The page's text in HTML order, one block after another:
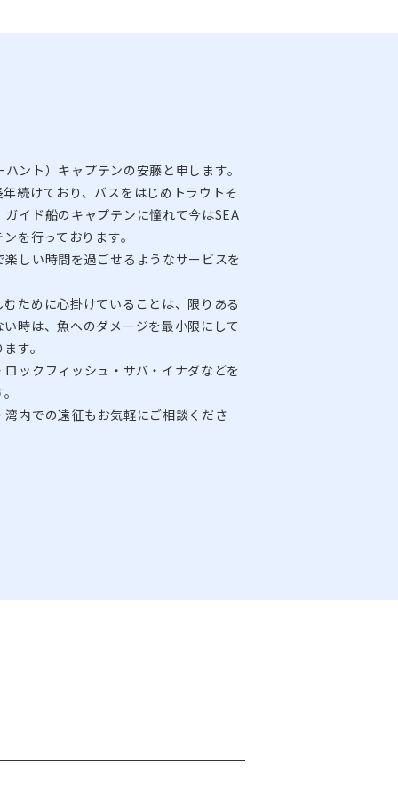
ント）キャプテンの安藤と申します。
続けており、バスをはじめトラウトそ
イド船のキャプテンに憧れて今はSEA
を行っております。
しい時間を過ごせるようなサービスを
ために心掛けていることは、限りある
時は、魚へのダメージを最小限にして
す。
ックフィッシュ・サバ・イナダなどを
内での遠征もお気軽にご相談くださ